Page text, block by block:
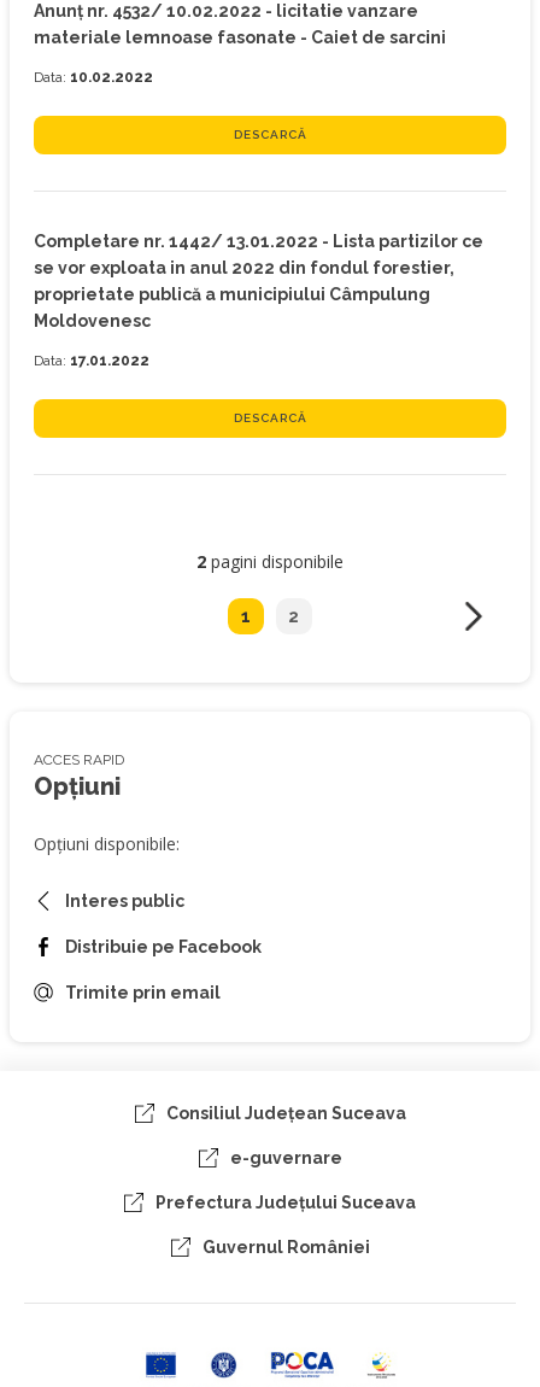
Anunț nr. 4532/ 10.02.2022 - licitatie vanzare
materiale lemnoase fasonate - Caiet de sarcini
Data: 10.02.2022
DESCARCĂ
Completare nr. 1442/ 13.01.2022 - Lista partizilor ce
se vor exploata in anul 2022 din fondul forestier,
proprietate publică a municipiului Câmpulung
Moldovenesc
Data: 17.01.2022
DESCARCĂ
2 pagini disponibile
1 2
ACCES RAPID
Opțiuni
Opțiuni disponibile:
Interes public
Distribuie pe Facebook
Trimite prin email
Consiliul Judeţean Suceava
e-guvernare
Prefectura Judeţului Suceava
Guvernul României